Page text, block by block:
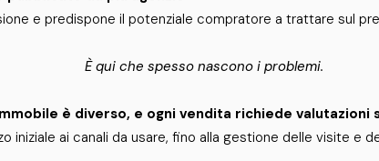
e predispone il potenziale compratore a trattare sul
È qui che spesso nascono i problemi.
è diverso, e ogni vendita richiede valutazioni
iniziale ai canali da usare, fino alla gestione delle visite e